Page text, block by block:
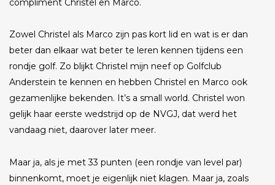
compliment Christel en Marco.
Zowel Christel als Marco zijn pas kort lid en wat is er dan
beter dan elkaar wat beter te leren kennen tijdens een
rondje golf. Zo blijkt Christel mijn neef op Golfclub
Anderstein te kennen en hebben Christel en Marco ook
gezamenlijke bekenden. It’s a small world. Christel won
gelijk haar eerste wedstrijd op de NVGJ, dat werd het
vandaag niet, daarover later meer.
Maar ja, als je met 33 punten (een rondje van level par)
binnenkomt, moet je eigenlijk niet klagen. Maar ja, zoals